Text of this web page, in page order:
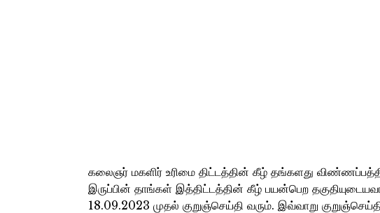
கலைஞர் மகளிர் உரிமை திட்டத்தின் கீழ் தங்களது
இருப்பின் தாங்கள் இத்திட்டத்தின் கீழ் பயன்பெற
18.09.2023 முதல் குறுஞ்செய்தி வரும். இவ்வாறு